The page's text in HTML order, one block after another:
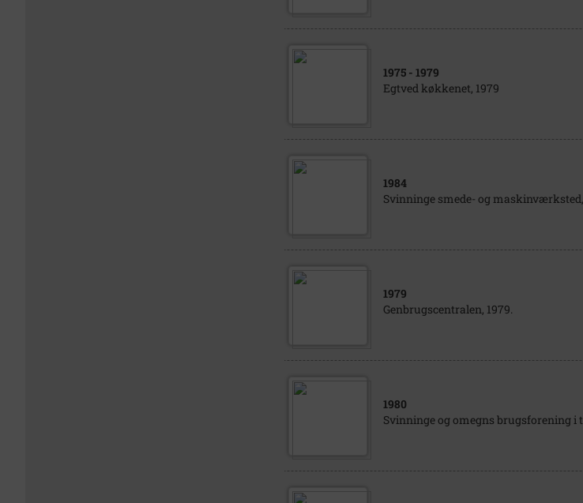
1975 - 1979
Egtved køkkenet, 1979
1984
Svinninge smede- og
1979
Genbrugscentralen, 1979.
1980
Svinninge og omegns brugsforening i